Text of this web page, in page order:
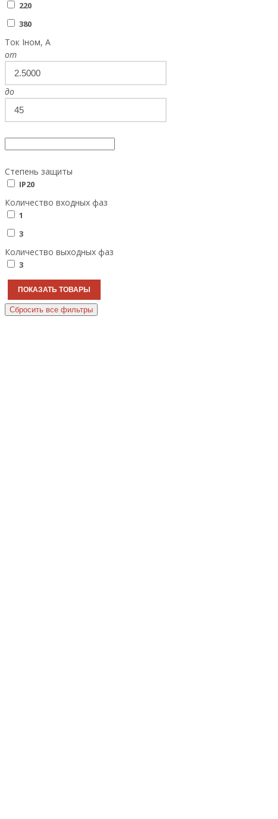
220
380
Ток Iном, А
от
до
Степень защиты
IP20
Количество входных фаз
1
3
Количество выходных фаз
3